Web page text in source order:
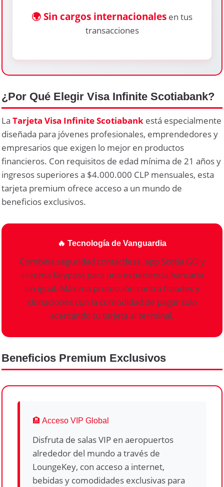
🌍 Sin cargos internacionales en tus
transacciones
¿Por Qué Elegir Visa Infinite Scotiabank?
LaTarjeta Visa Infinite Scotiabank está especialmente
diseñada para jóvenes profesionales, emprendedores y
empresarios que exigen lo mejor en productos
financieros. Con requisitos de edad mínima de 21 años y
ingresos superiores a $4.000.000 CLP mensuales, esta
tarjeta premium ofrece acceso a un mundo de
beneficios exclusivos.
🔥 Tecnología de Vanguardia
Combina seguridad contactless, app Scotia GO y
sistema Keypass para una experiencia bancaria
sin igual. Máxima protección contra fraudes y
clonaciones con la comodidad de pagar solo
acercando tu tarjeta al terminal.
Beneficios Premium Exclusivos
🏨 Acceso VIP Global
Disfruta de salas VIP en aeropuertos
alrededor del mundo a través de
LoungeKey, con acceso a internet,
bebidas y comodidades exclusivas para